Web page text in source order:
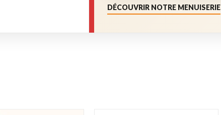
DÉCOUVRIR NOTRE MENUISERIE